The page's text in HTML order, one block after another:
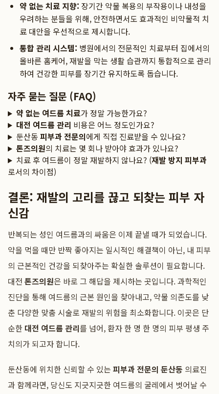
약 없는 치료 지향: 장기간 약물 복용의 부작용이나 내성을
우려하는 분들을 위해, 안전하면서도 효과적인 비약물적 치
료 대안을 우선적으로 제시합니다.
통합 관리 시스템: 병원에서의 전문적인 치료부터 집에서의
올바른 홈케어, 재발을 막는 생활 습관까지 통합적으로 관리
하여 건강한 피부를 장기간 유지하도록 돕습니다.
자주 묻는 질문 (FAQ)
약 없는 여드름 치료가 정말 가능한가요?
대전 여드름 관리 비용은 어느 정도인가요?
둔산동 피부과 전문의에게 직접 진료받을 수 있나요?
톤즈의원의 치료는 몇 회나 받아야 효과가 있나요?
치료 후 여드름이 정말 재발하지 않나요? (재발 방지 피부과
로서의 차이점)
결론: 재발의 고리를 끊고 되찾는 피부 자
신감
반복되는 성인 여드름과의 싸움은 이제 끝낼 때가 되었습니다.
약을 먹을 때만 반짝 좋아지는 일시적인 해결책이 아닌, 내 피부
의 근본적인 건강을 되찾아주는 확실한 솔루션이 필요합니다.
대전 톤즈의원은 바로 그 해답을 제시하는 곳입니다. 과학적인
진단을 통해 여드름의 근본 원인을 찾아내고, 약물 의존도를 낮
춘 다양한 맞춤 시술로 재발의 위험을 최소화합니다. 이곳은 단
순한 대전 여드름 관리를 넘어, 환자 한 명 한 명의 피부 평생 주
치의가 되고자 합니다.
둔산동에 위치한 신뢰할 수 있는 피부과 전문의 둔산동 의료진
과 함께라면, 당신도 지긋지긋한 여드름의 굴레에서 벗어날 수